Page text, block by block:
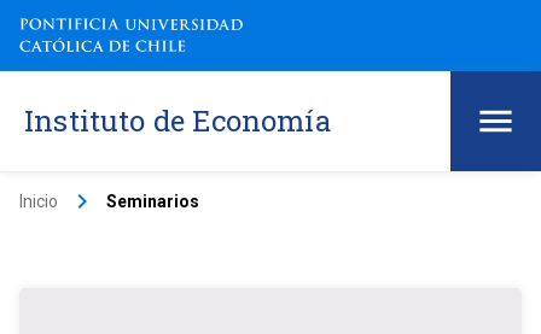
Instituto de Economía
Inicio keyboard_arrow_right Seminarios